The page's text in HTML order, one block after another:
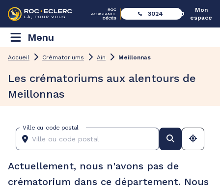
3024
Mon
espace
Menu
Accueil Crématoriums Ain Meillonnas
Les crématoriums aux alentours de
Meillonnas
Ville ou code postal
Actuellement, nous n'avons pas de
crématorium dans ce département. Nous